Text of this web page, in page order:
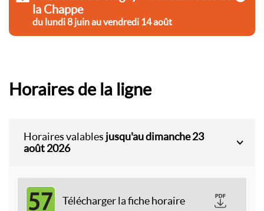
la Chappe
du lundi 8 juin au vendredi 14 août
Horaires de la ligne
Horaires valables jusqu'au dimanche 23
août 2026
Télécharger la fiche horaire